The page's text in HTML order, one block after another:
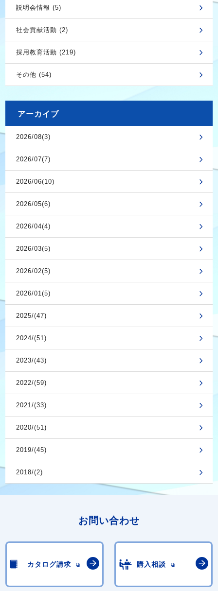
説明会情報 (5)
社会貢献活動 (2)
採用教育活動 (219)
その他 (54)
アーカイブ
2026/08(3)
2026/07(7)
2026/06(10)
2026/05(6)
2026/04(4)
2026/03(5)
2026/02(5)
2026/01(5)
2025/(47)
2024/(51)
2023/(43)
2022/(59)
2021/(33)
2020/(51)
2019/(45)
2018/(2)
お問い合わせ
カタログ請求 購入相談